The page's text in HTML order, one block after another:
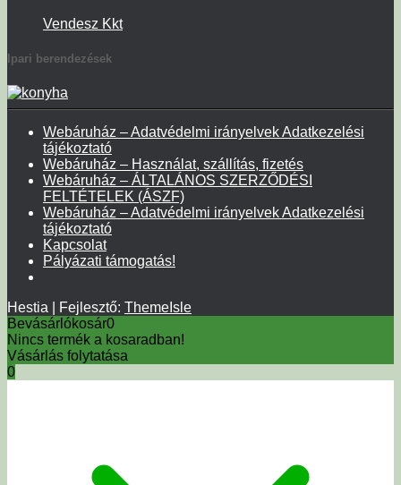
Vendesz Kkt
Ipari berendezések
Webáruház – Adatvédelmi irányelvek Adatkezelési
tájékoztató
Webáruház – Használat, szállítás, fizetés
Webáruház – ÁLTALÁNOS SZERZŐDÉSI
FELTÉTELEK (ÁSZF)
Webáruház – Adatvédelmi irányelvek Adatkezelési
tájékoztató
Kapcsolat
Pályázati támogatás!
Hestia | Fejlesztő: ThemeIsle
Bevásárlókosár0
Nincs termék a kosaradban!
Vásárlás folytatása
0